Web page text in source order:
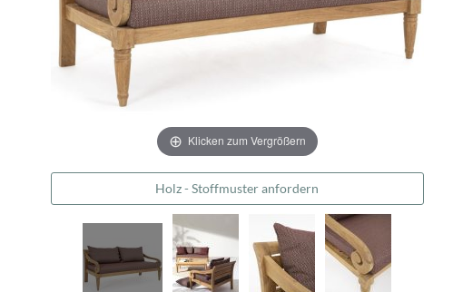
Klicken zum Vergrößern
Holz - Stoffmuster anfordern